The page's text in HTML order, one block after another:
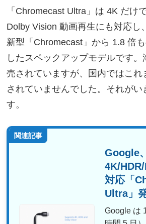
「Chromecast Ultra」は 4K だけ
Dolby Vision 動画再生にも対応し
新型「Chromecast」から 1.8 倍
したスペックアップモデルです
売されていますが、国内ではこれ
されていませんでした。それが
す。
関連記事
Google、
4K/
対応「
Ultra」
Google は